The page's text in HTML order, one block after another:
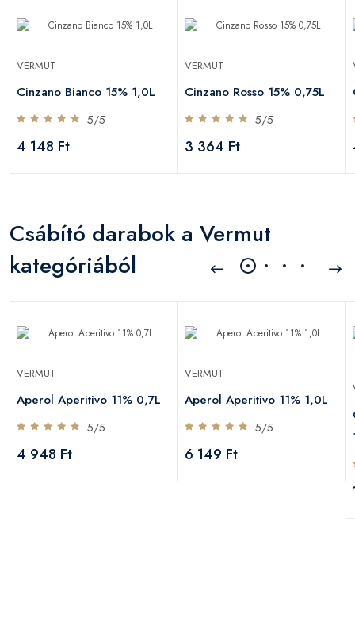
VERMUT
Cinzano Bianco 15% 1,0L
5/5
4 148 Ft
VERMUT
Cinzano Rosso 15% 0,75L
5/5
3 364 Ft
Csábító darabok a Vermut
kategóriából
VERMUT
Aperol Aperitivo 11% 0,7L
5/5
4 948 Ft
VERMUT
Aperol Aperitivo 11% 1,0L
5/5
6 149 Ft